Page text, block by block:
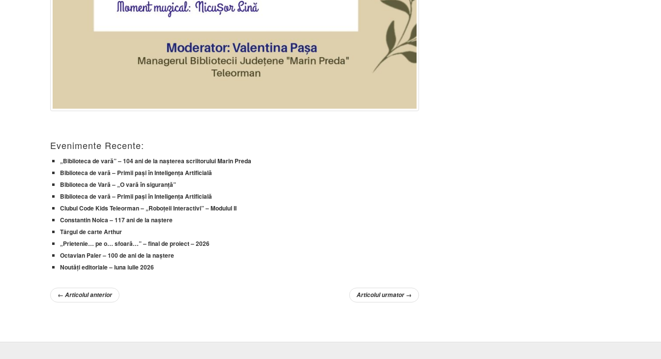
Evenimente Recente:
„Biblioteca de vară” – 104 ani de la nașterea scriitorului Marin Preda
Biblioteca de vară – Primii pași în Inteligența Artificială
Biblioteca de Vară – „O vară în siguranță”
Biblioteca de vară – Primii pași în Inteligența Artificială
Clubul Code Kids Teleorman – „Roboțeii Interactivi” – Modulul II
Constantin Noica – 117 ani de la naștere
Târgul de carte Arthur
„Prietenie… pe o… sfoară…” – final de proiect – 2026
Octavian Paler – 100 de ani de la naștere
Noutăți editoriale – luna iulie 2026
← Articolul anterior Articolul urmator→